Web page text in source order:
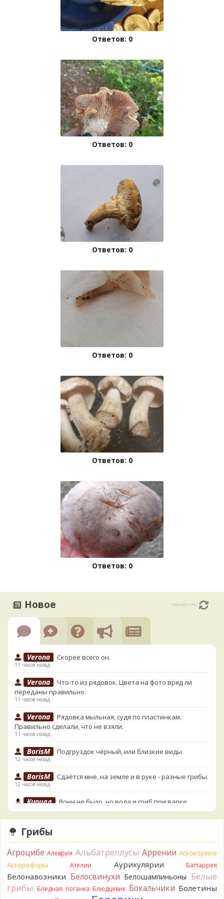
Ответов: 0
Ответов: 0
Ответов: 0
Ответов: 0
Ответов: 0
Ответов: 0
Новое только что
Verona Скорее всего он.
11 часов назад
Verona
Что-то из рядовок. Цвета на фото вряд ли
переданы правильно.
11 часов назад
Verona
Рядовка мыльная, судя по пластинкам.
Правильно сделали, что не взяли.
11 часов назад
BorisM Подгруздок чёрный, или близкие виды
12 часов назад
BorisM Сдаётся мне, на земле и в руке - разные грибы.
12 часов назад
Кирилл
Вони не было, но вода и гриб при варке
начали желтеть. Выкинул. Большое спасибо.
13 часов назад
Кирилл
14 часов назад
Tatiana_A
Да. Но они не все безоговорочно
съедобны.
14 часов назад
Tatiana_A
В следующий раз вырвите его целиком и
Грибы
Агроцибе Алеврия Альбатреллусы Аррении Аскокорине
Астерофоры
Ателии Аурикулярии Баттаррея
Белонавозники Белосвинухи Белошампиньоны Белые
грибы Бледная поганка Блюдцевик Бокальчики Болетины